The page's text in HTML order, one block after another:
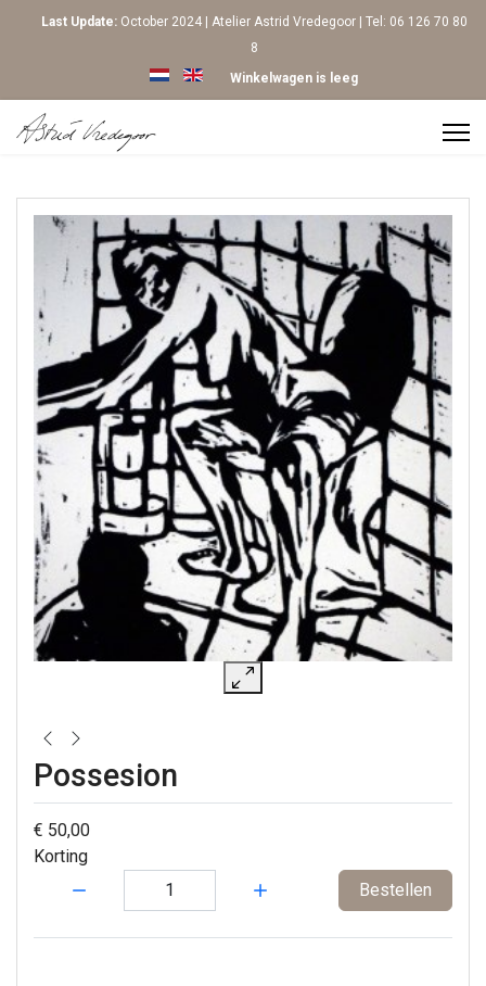
Last Update:October 2024 | Atelier Astrid Vredegoor | Tel: 06 126 70 80
8
Selecteer de taalWinkelwagen is leeg
Possesion
€ 50,00
Korting
Bestellen